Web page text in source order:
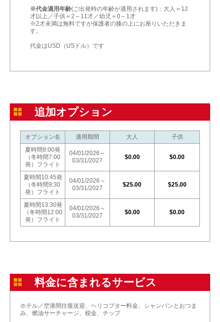
※代金適用年齢(ご出発時の年齢が適用されます)：大人＝12
才以上／子供＝2～11才／幼児＝0～1才
※2才未満は無料ですが保護者の膝の上にお座りいただきま
す。
代金はUSD（USドル）です
追加オプション
オプション名 適用期間 大人
子供
夏時間8:00発
（冬時間7:00
発）フライト
04/01/2026～
03/31/2027
$0.00 $0.00
夏時間10:45発
（冬時間9:30
発）フライト
04/01/2026～
03/31/2027
$25.00 $25.00
夏時間13:30発
（冬時間12:00
発）フライト
04/01/2026～
03/31/2027
$0.00 $0.00
料金に含まれるサービス
ホテル／空港間往復送迎、ヘリコプター料金、シャンパンとおつま
み、燃油サーチャージ、税金、チップ